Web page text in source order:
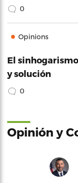
0
Opinions
El
y solución
0
Opinión y